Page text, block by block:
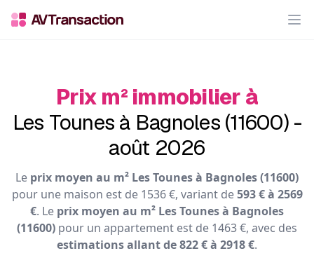
Prix m² immobilier à
Les Tounes à Bagnoles (11600) -
août 2026
Le prix moyen au m² Les Tounes à Bagnoles (11600)
pour une maison est de 1536 €, variant de593 € à 2569
€. Le prix moyen au m² Les Tounes à Bagnoles
(11600) pour un appartement est de 1463 €, avec des
estimations allant de 822 € à 2918 €.